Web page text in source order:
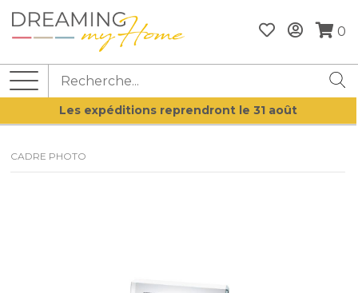
0
Les expéditions reprendront le 31 août
CADRE PHOTO